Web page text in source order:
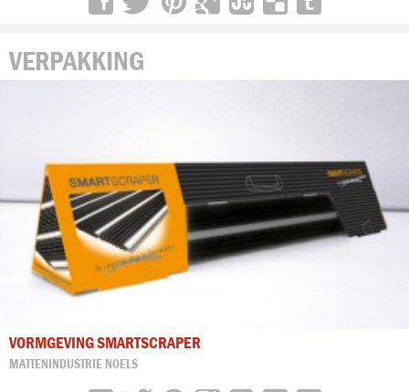
VERPAKKING
VORMGEVING SMARTSCRAPER
MATTENINDUSTRIE NOELS